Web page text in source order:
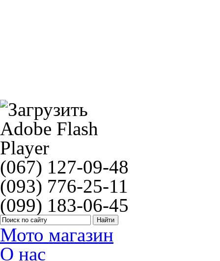
(067) 127-09-48
(093) 776-25-11
(099) 183-06-45
Мото магазин
О нас